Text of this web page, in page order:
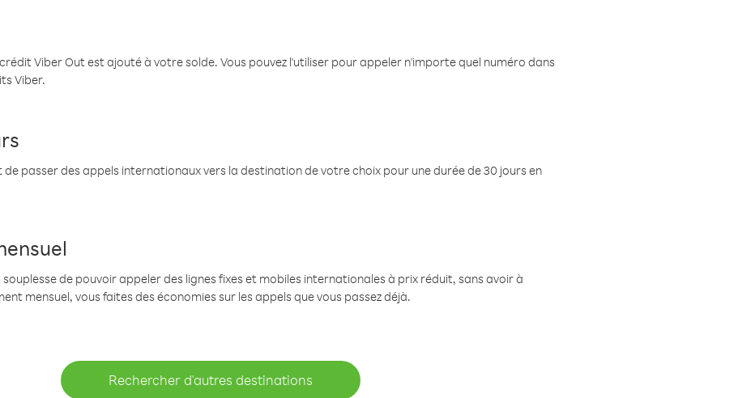
Viber Out est ajouté à votre solde. Vous pouvez l'utiliser pour appeler n'importe quel numéro dans
Viber.
passer des appels internationaux vers la destination de votre choix pour une durée de 30 jours en
de pouvoir appeler des lignes fixes et mobiles internationales à prix réduit, sans avoir à
mensuel, vous faites des économies sur les appels que vous passez déjà.
Rechercher d'autres destinations